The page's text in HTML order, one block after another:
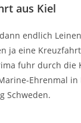
aus Kiel
endlich
ja eine
fuhr durch die
Ehrenmal
Schweden.